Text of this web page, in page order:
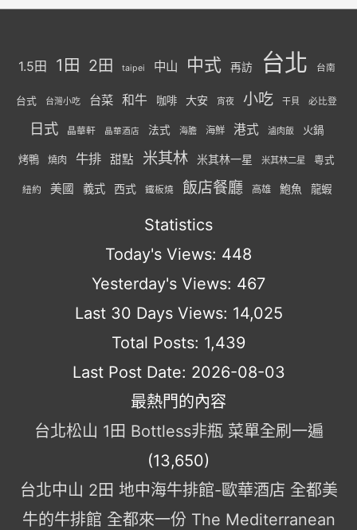
1.5田 1田 2田 taipei 中山 中式 再訪 台北 台南
台式 台灣小吃 台菜 和牛 咖啡 大安 宵夜 小吃 干貝 必比登
日式 晶華軒 晶華酒店 法式 海膽 海鮮 港式 滷肉飯 火鍋
烤鴨 燒肉 牛排 甜點 米其林 米其林一星 米其林二星 粵式
紐約 美國 義式 西式 鐵板燒 飯店餐廳 高雄 鮑魚 龍蝦
Statistics
Today's Views: 448
Yesterday's Views: 467
Last 30 Days Views: 14,025
Total Posts: 1,439
Last Post Date: 2026-08-03
最熱門的內容
台北松山 1田 Bottless非瓶 菜單全刷一遍
(13,650)
台北中山 2田 地中海牛排館-歐華酒店 全都美
牛的牛排館 全都來一份 The Mediterranean